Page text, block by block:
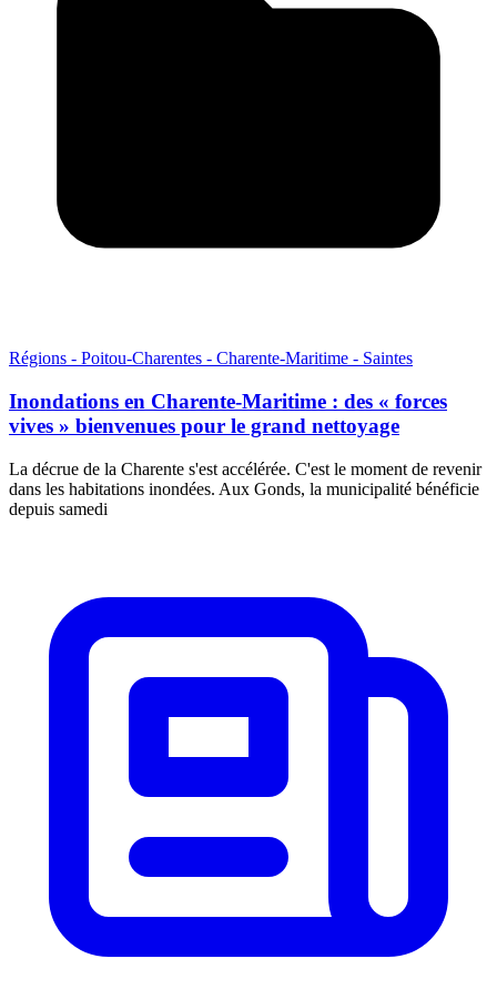
Régions - Poitou-Charentes - Charente-Maritime - Saintes
Inondations en Charente-Maritime : des « forces
vives » bienvenues pour le grand nettoyage
La décrue de la Charente s'est accélérée. C'est le moment de revenir
dans les habitations inondées. Aux Gonds, la municipalité bénéficie
depuis samedi